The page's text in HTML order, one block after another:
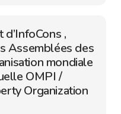
,
Assemblées des
mondiale
OMPI /
Organization